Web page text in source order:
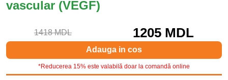
vascular (VEGF)
1418 MDL 1205 MDL
Adauga in cos
*Reducerea 15% este valabilă doar la comandă online